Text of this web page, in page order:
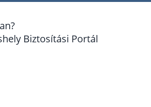
Biztosítási Portál